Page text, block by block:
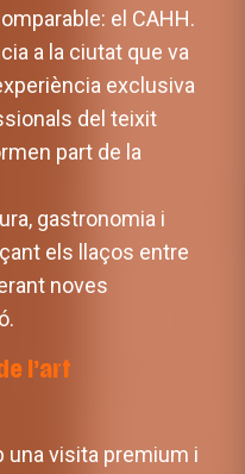
el CAHH.
a la ciutat que va
exclusiva
del teixit
part de la
gastronomia i
els llaços entre
noves
l’art
una visita premium i